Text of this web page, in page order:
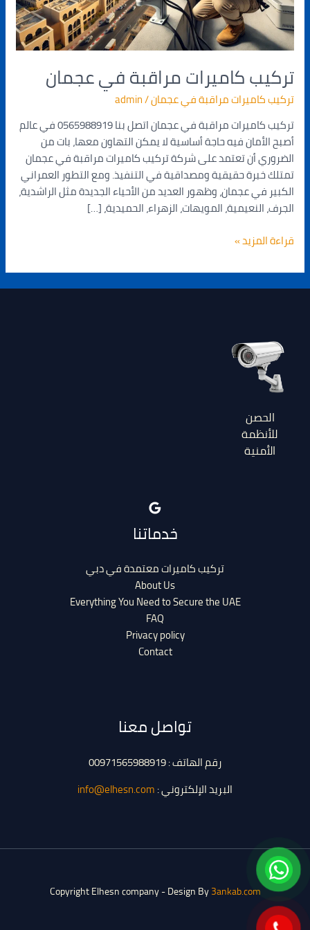
تركيب كاميرات مراقبة في عجمان
تركيب كاميرات مراقبة في عجمان/
admin
تركيب كاميرات مراقبة في عجمان اتصل بنا 0565988919 في عالم
أصبح الأمان فيه حاجة أساسية لا يمكن التهاون معها، بات من
الضروري أن تعتمد على شركة تركيب كاميرات مراقبة في عجمان
تمتلك خبرة حقيقية ومصداقية في التنفيذ. ومع التطور العمراني
الكبير في عجمان، وظهور العديد من الأحياء الجديدة مثل الراشدية،
الجرف، النعيمية، المويهات، الزهراء، الحميدية، […]
قراءة المزيد »
الحصن
للأنظمة
الأمنية
خدماتنا
تركيب كاميرات معتمدة في دبي
About Us
Everything You Need to Secure the UAE
FAQ
Privacy policy
Contact
تواصل معنا
رقم الهاتف : 00971565988919
البريد الإلكتروني :info@elhesn.com
Copyright Elhesn company - Design By3ankab.com